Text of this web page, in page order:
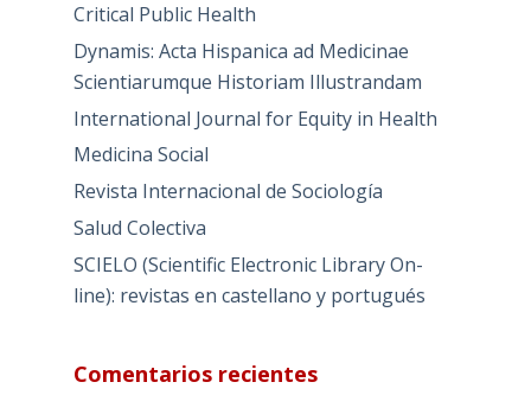
Critical Public Health
Dynamis: Acta Hispanica ad Medicinae
Scientiarumque Historiam Illustrandam
International Journal for Equity in Health
Medicina Social
Revista Internacional de Sociología
Salud Colectiva
SCIELO (Scientific Electronic Library On-
line): revistas en castellano y portugués
Comentarios recientes